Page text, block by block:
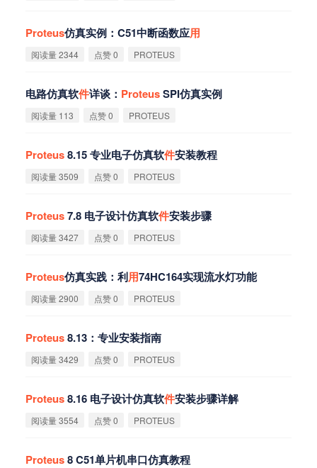
Proteus仿真实例：C51中断函数应用
阅读量 2344 点赞 0 PROTEUS
电路仿真软件详谈： ProteusSPI仿真实例
阅读量 113 点赞 0 PROTEUS
Proteus8.15 专业电子仿真软件安装教程
阅读量 3509 点赞 0 PROTEUS
Proteus7.8 电子设计仿真软件安装步骤
阅读量 3427 点赞 0 PROTEUS
Proteus仿真实践：利用74HC164实现流水灯功能
阅读量 2900 点赞 0 PROTEUS
Proteus8.13：专业安装指南
阅读量 3429 点赞 0 PROTEUS
Proteus8.16 电子设计仿真软件安装步骤详解
阅读量 3554 点赞 0 PROTEUS
Proteus8 C51单片机串口仿真教程